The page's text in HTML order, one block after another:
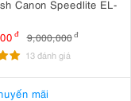
Canon Speedlite EL-
đ 9,000,000 đ
13 đánh giá
mãi